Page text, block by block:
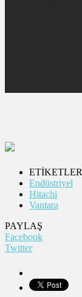
ETİKETLER
Endüstriyel
Hitachi
Vantara
PAYLAŞ
Facebook
Twitter